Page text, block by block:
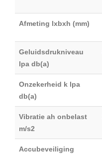
Afmeting lxbxh (mm)
Geluidsdrukniveau
lpa db(a)
Onzekerheid k lpa
db(a)
Vibratie ah onbelast
m/s2
Accubeveiliging